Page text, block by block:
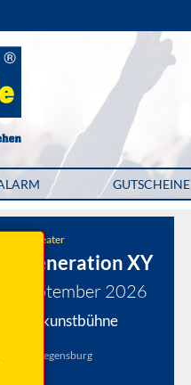
GUTSCHEINE
Statt-Theater
Generation XY
September 2026
Kleinkunstbühne
93047 Regensburg